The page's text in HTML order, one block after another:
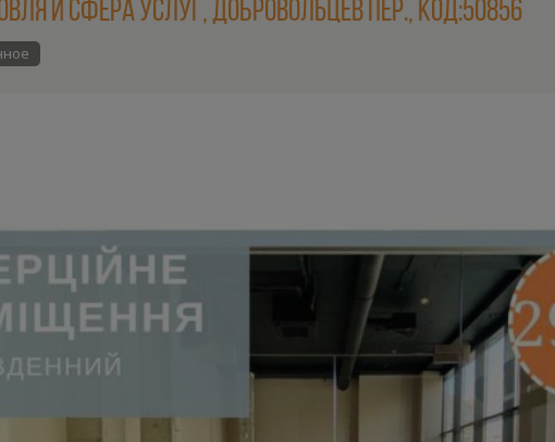
и сфера услуг, Добровольцев пер., код:50856